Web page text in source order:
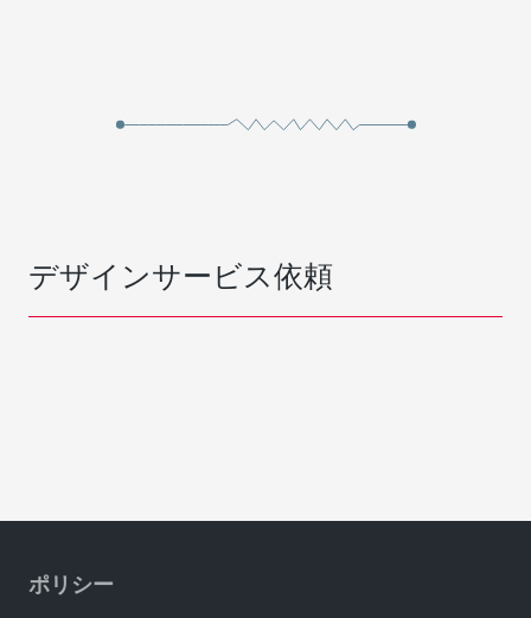
デザインサービス依頼
ポリシー